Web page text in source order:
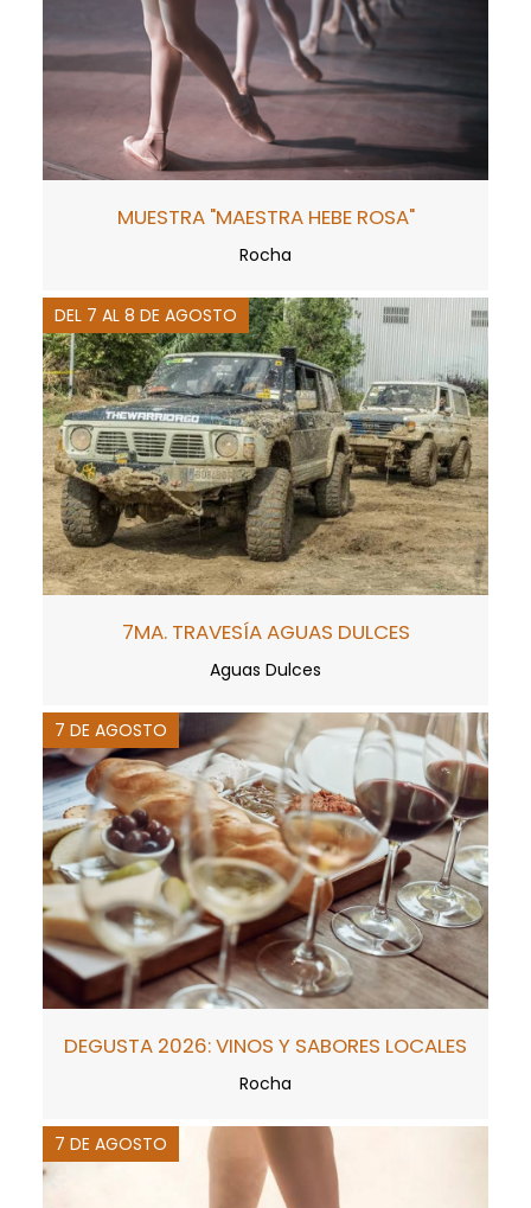
MUESTRA "MAESTRA HEBE ROSA"
Rocha
DEL 7 AL 8 DE AGOSTO
7MA. TRAVESÍA AGUAS DULCES
Aguas Dulces
7 DE AGOSTO
DEGUSTA 2026: VINOS Y SABORES LOCALES
Rocha
7 DE AGOSTO